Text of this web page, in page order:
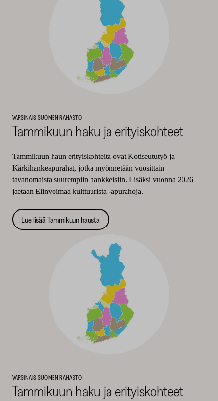
VARSINAIS-SUOMEN RAHASTO
Tammikuun haku ja erityiskohteet
Tammikuun haun erityiskohteita ovat Kotiseututyö ja
Kärkihankeapurahat, jotka myönnetään vuosittain
tavanomaista suurempiin hankkeisiin. Lisäksi vuonna 2026
jaetaan Elinvoimaa kulttuurista -apurahoja.
Lue lisää Tammikuun hausta
VARSINAIS-SUOMEN RAHASTO
Tammikuun haku ja erityiskohteet